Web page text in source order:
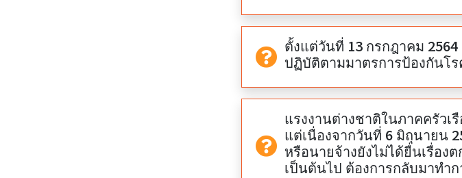
ตั้งแต่วันที่ 13 กรกฎาคม
ปฏิบัติตามมาตรการป้องกันโร
แรงงานต่างชาติในภาคครัว
แต่เนื่องจากวันที่ 6 มิถุนายน
หรือนายจ้างยังไม่ได้ยื่นเรื่อง
เป็นต้นไป ต้องการกลับมาทำ